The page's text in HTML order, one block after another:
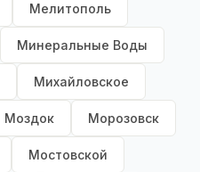
Мелитополь
Минеральные Воды
Михайловское
Моздок Морозовск
Мостовской